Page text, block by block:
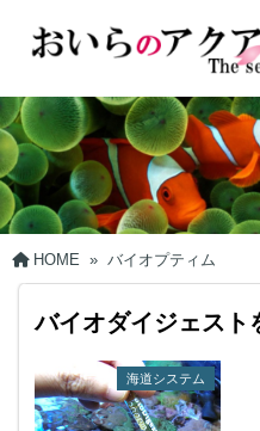
HOME » バイオプティム
バイオダイジェスト
海道システム